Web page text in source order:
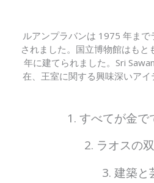
ルアンプラバンは 1975 年まで
されました。国立博物館はも
年に建てられました。Sri
在、王室に関する興味深いアイ
1. すべてが金で
2. ラオスの
3. 建築と